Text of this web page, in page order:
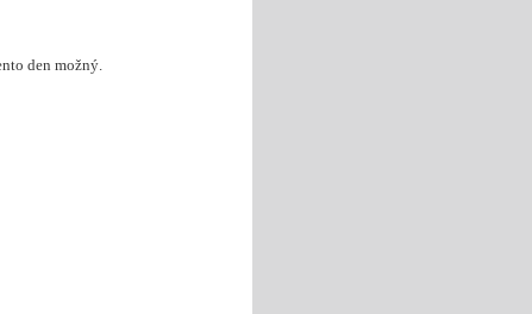
den možný.